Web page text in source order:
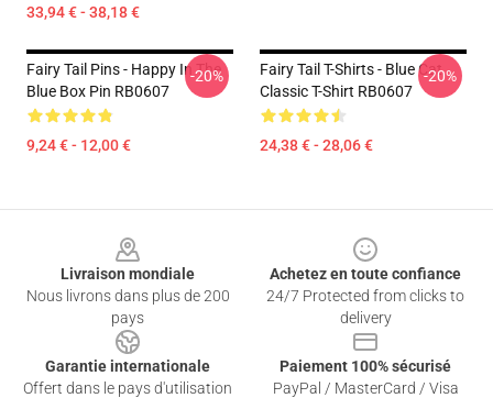
33,94 € - 38,18 €
Fairy Tail Pins - Happy In The
Blue Box Pin RB0607
9,24 € - 12,00 €
-20%
Fairy Tail T-Shirts - Blue Cat
Classic T-Shirt RB0607
24,38 € - 28,06 €
-20%
Livraison mondiale
Nous livrons dans plus de 200
pays
Achetez en toute confiance
24/7 Protected from clicks to
delivery
Garantie internationale
Offert dans le pays d'utilisation
Paiement 100% sécurisé
PayPal / MasterCard / Visa